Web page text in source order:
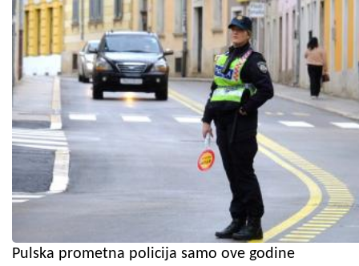
Pulska prometna policija samo ove godine